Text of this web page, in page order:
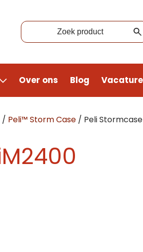
Over ons Blog
/ Peli™ Storm Case / Peli